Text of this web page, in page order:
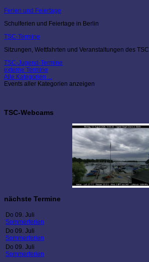
Ferien und Feiertage
Schulferien und Feiertage in Berlin
TSC-Termine
Sitzungen, Wettfahrten und Veranstaltungen des TSC
TSC-Jugend-Termine
externe Termine
Alle Kategorien ...
Events aller Kategorien anzeigen
TSC-Webcams
nächste Termine
Do 09. Juli
Sommerferien
Do 09. Juli
Sommerferien
Do 09. Juli
Sommerferien